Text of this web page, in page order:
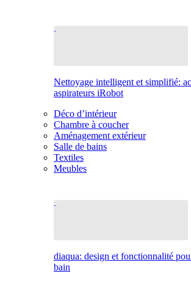
Nettoyage intelligent et simplifié:
aspirateurs iRobot
Déco d’intérieur
Chambre à coucher
Aménagement extérieur
Salle de bains
Textiles
Meubles
diaqua: design et fonctionnalité
bain